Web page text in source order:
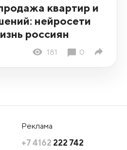
квартир и
нейросети
россиян
181 0
Реклама
+7 4162 222 742